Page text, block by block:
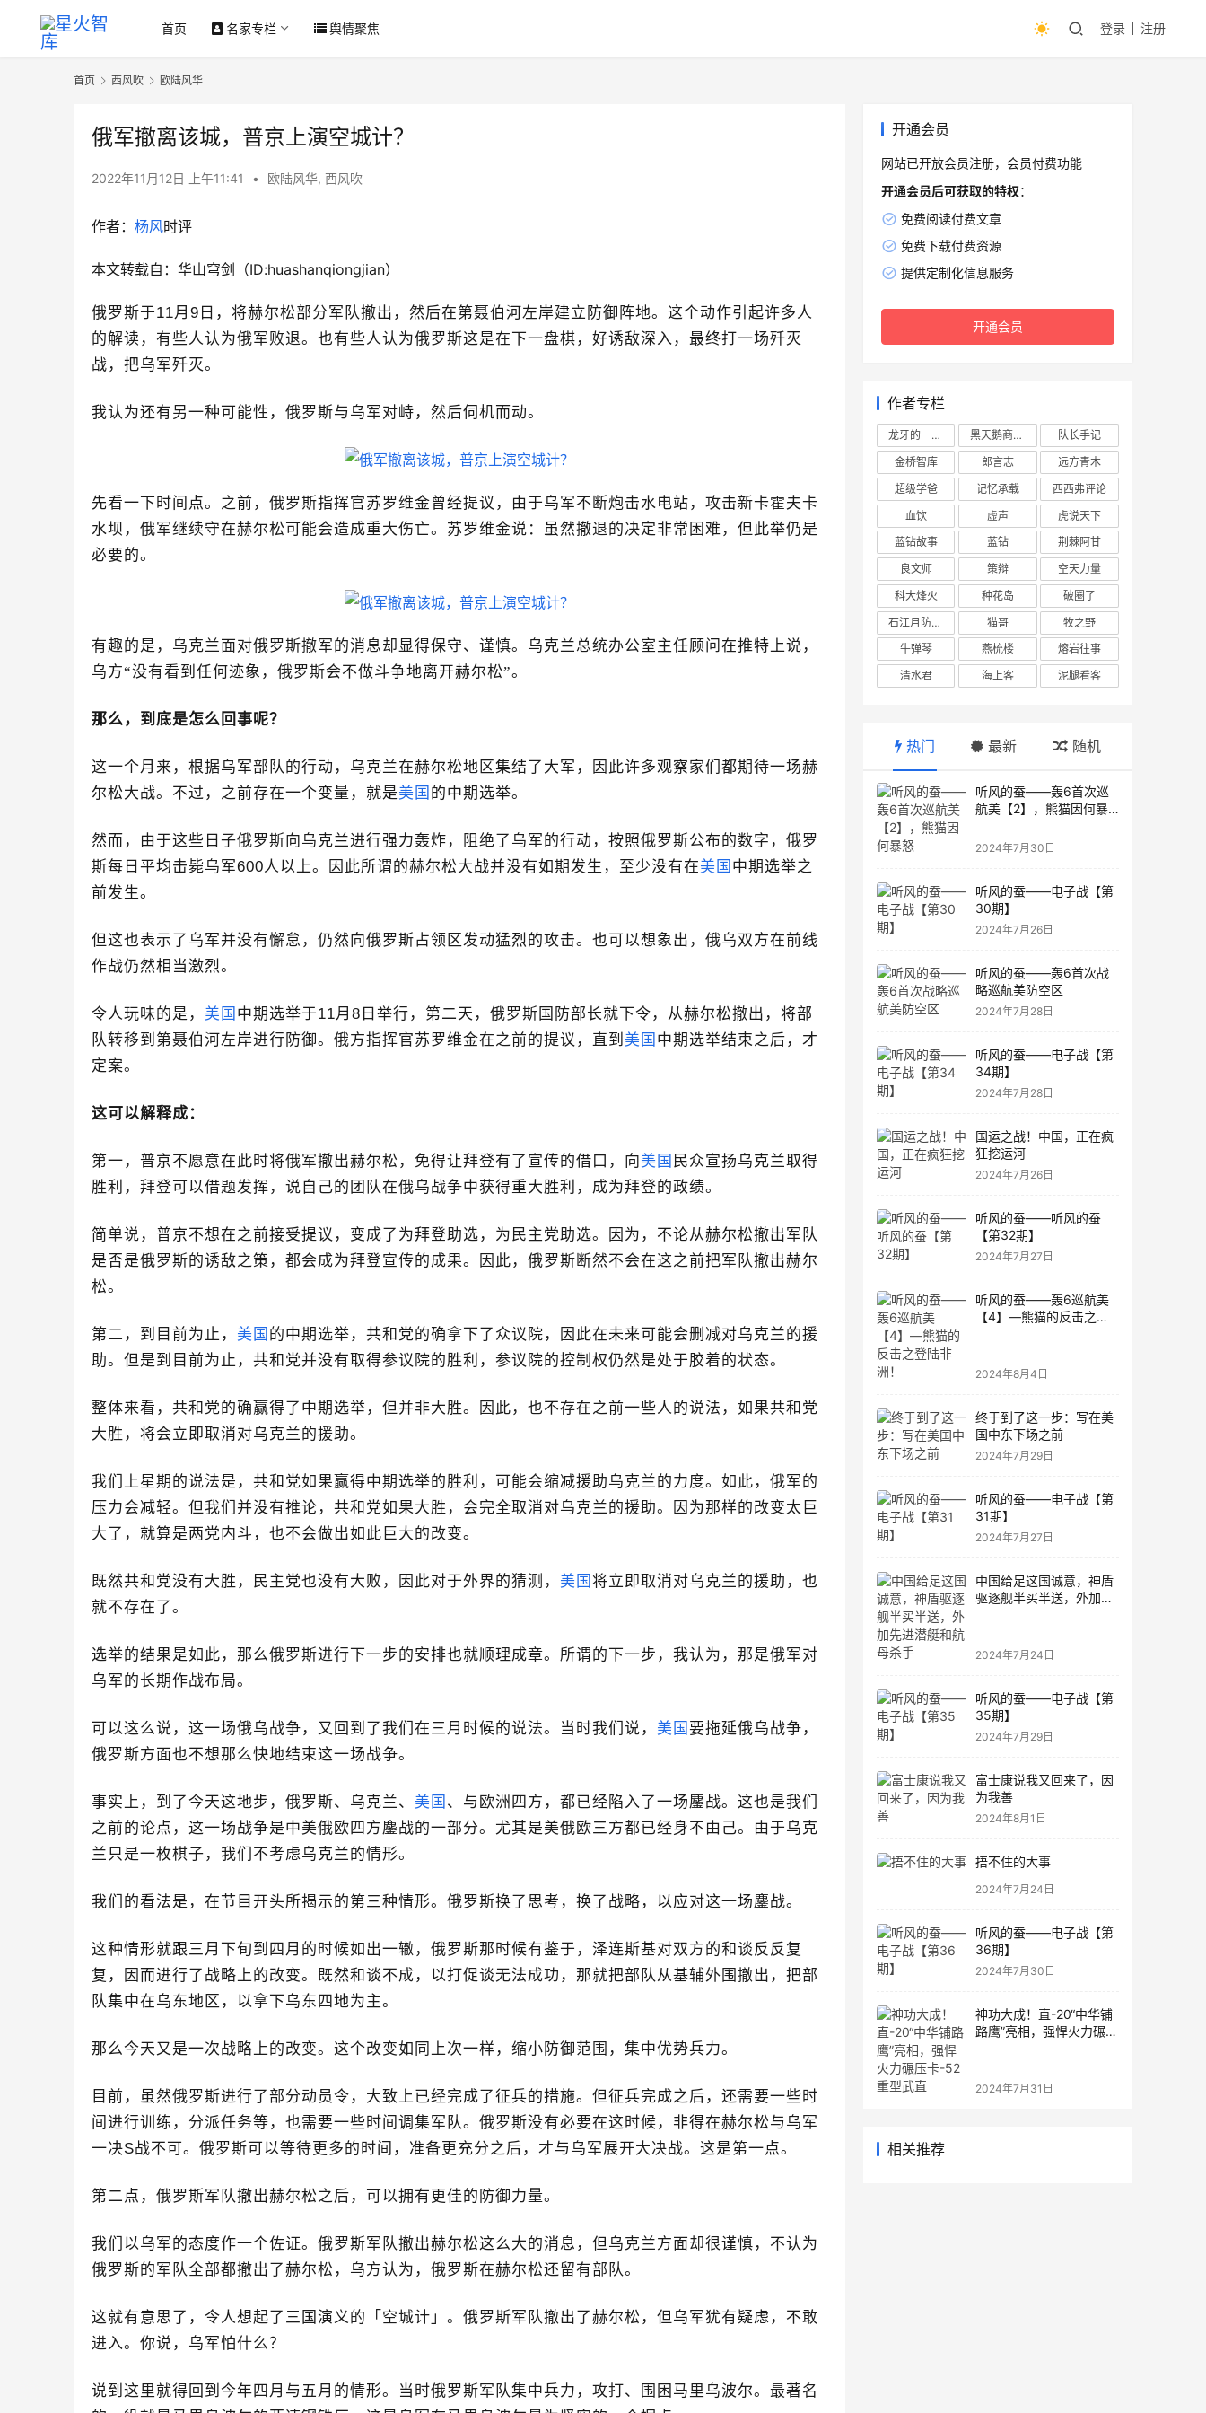
首页 名家专栏 舆情聚焦 登录 注册
首页 西风吹 欧陆风华
俄军撤离该城，普京上演空城计？
2022年11月12日 上午11:41 • 欧陆风华, 西风吹
作者： 杨风时评
本文转载自：华山穹剑（ID:huashanqiongjian）
俄罗斯于11月 9 日，将赫尔松部分军队撤出，然后在第聂伯河左岸建立防御阵地。这个动作引起许多人
的解读，有些人认为俄军败退。也有些人认为俄罗斯这是在下一盘棋，好诱敌深入，最终打一场歼灭
战，把乌军歼灭。
我认为还有另一种可能性，俄罗斯与乌军对峙，然后伺机而动。
先看一下时间点。之前，俄罗斯指挥官苏罗维金曾经提议，由于乌军不断炮击水电站，攻击新卡霍夫卡
水坝，俄军继续守在赫尔松可能会造成重大伤亡。苏罗维金说：虽然撤退的决定非常困难，但此举仍是
必要的。
有趣的是，乌克兰面对俄罗斯撤军的消息却显得保守、谨慎。乌克兰总统办公室主任顾问在推特上说，
乌方“没有看到任何迹象，俄罗斯会不做斗争地离开赫尔松”。
那么，到底是怎么回事呢？
这一个月来，根据乌军部队的行动，乌克兰在赫尔松地区集结了大军，因此许多观察家们都期待一场赫
尔松大战。不过，之前存在一个变量，就是美国 的中期选举。
然而，由于这些日子俄罗斯向乌克兰进行强力轰炸，阻绝了乌军的行动，按照俄罗斯公布的数字，俄罗
斯每日平均击毙乌军600人以上。因此所谓的赫尔松大战并没有如期发生，至少没有在美国 中期选举之
前发生。
但这也表示了乌军并没有懈怠，仍然向俄罗斯占领区发动猛烈的攻击。也可以想象出，俄乌双方在前线
作战仍然相当激烈。
令人玩味的是， 美国 中期选举于11月 8 日举行，第二天，俄罗斯国防部长就下令，从赫尔松撤出，将部
队转移到第聂伯河左岸进行防御。俄方指挥官苏罗维金在之前的提议，直到 美国 中期选举结束之后，才
定案。
这可以解释成：
第一，普京不愿意在此时将俄军撤出赫尔松，免得让拜登有了宣传的借口，向 美国 民众宣扬乌克兰取得
胜利，拜登可以借题发挥，说自己的团队在俄乌战争中获得重大胜利，成为拜登的政绩。
简单说，普京不想在之前接受提议，变成了为拜登助选，为民主党助选。因为，不论从赫尔松撤出军队
是否是俄罗斯的诱敌之策，都会成为拜登宣传的成果。因此，俄罗斯断然不会在这之前把军队撤出赫尔
松。
第二，到目前为止， 美国 的中期选举，共和党的确拿下了众议院，因此在未来可能会删减对乌克兰的援
助。但是到目前为止，共和党并没有取得参议院的胜利，参议院的控制权仍然是处于胶着的状态。
整体来看，共和党的确赢得了中期选举，但并非大胜。因此，也不存在之前一些人的说法，如果共和党
大胜，将会立即取消对乌克兰的援助。
我们上星期的说法是，共和党如果赢得中期选举的胜利，可能会缩减援助乌克兰的力度。如此，俄军的
压力会减轻。但我们并没有推论，共和党如果大胜，会完全取消对乌克兰的援助。因为那样的改变太巨
大了，就算是两党内斗，也不会做出如此巨大的改变。
既然共和党没有大胜，民主党也没有大败，因此对于外界的猜测， 美国 将立即取消对乌克兰的援助，也
就不存在了。
选举的结果是如此，那么俄罗斯进行下一步的安排也就顺理成章。所谓的下一步，我认为，那是俄军对
乌军的长期作战布局。
可以这么说，这一场俄乌战争，又回到了我们在三月时候的说法。当时我们说， 美国 要拖延俄乌战争，
俄罗斯方面也不想那么快地结束这一场战争。
事实上，到了今天这地步，俄罗斯、乌克兰、 美国 、与欧洲四方，都已经陷入了一场鏖战。这也是我们
之前的论点，这一场战争是中美俄欧四方鏖战的一部分。尤其是美俄欧三方都已经身不由己。由于乌克
兰只是一枚棋子，我们不考虑乌克兰的情形。
我们的看法是，在节目开头所揭示的第三种情形。俄罗斯换了思考，换了战略，以应对这一场鏖战。
这种情形就跟三月下旬到四月的时候如出一辙，俄罗斯那时候有鉴于，泽连斯基对双方的和谈反反复
复，因而进行了战略上的改变。既然和谈不成，以打促谈无法成功，那就把部队从基辅外围撤出，把部
队集中在乌东地区，以拿下乌东四地为主。
那么今天又是一次战略上的改变。这个改变如同上次一样，缩小防御范围，集中优势兵力。
目前，虽然俄罗斯进行了部分动员令，大致上已经完成了征兵的措施。但征兵完成之后，还需要一些时
间进行训练，分派任务等，也需要一些时间调集军队。俄罗斯没有必要在这时候，非得在赫尔松与乌军
一决S战不可。俄罗斯可以等待更多的时间，准备更充分之后，才与乌军展开大决战。这是第一点。
第二点，俄罗斯军队撤出赫尔松之后，可以拥有更佳的防御力量。
我们以乌军的态度作一个佐证。俄罗斯军队撤出赫尔松这么大的消息，但乌克兰方面却很谨慎，不认为
俄罗斯的军队全部都撤出了赫尔松，乌方认为，俄罗斯在赫尔松还留有部队。
这就有意思了，令人想起了三国演义的「空城计」。俄罗斯军队撤出了赫尔松，但乌军犹有疑虑，不敢
进入。你说，乌军怕什么？
说到这里就得回到今年四月与五月的情形。当时俄罗斯军队集中兵力，攻打、围困马里乌波尔。最著名
开通会员
网站已开放会员注册，会员付费功能
开通会员后可获取的特权：
免费阅读付费文章
免费下载付费资源
提供定制化信息服务
开通会员
作者专栏
龙牙的一座山 黑天鹅商业情报站
队长手记
金桥智库
郎言志
远方青木
超级学爸
记忆承载
西西弗评论
血饮
虚声
虎说天下
蓝钻故事
蓝钻
荆棘阿甘
良文师
策辩
空天力量
科大烽火
种花岛
破圈了
石江月防务观察
猫哥
牧之野
牛弹琴
燕梳楼
熔岩往事
清水君
海上客 泥腿看客
热门 最新 随机
听风的蚕——轰6首次巡
航美【2】，熊猫因何暴
2024年7月30日
听风的蚕——电子战【第
30期】
2024年7月26日
听风的蚕——轰6首次战
略巡航美防空区
2024年7月28日
听风的蚕——电子战【第
34期】
2024年7月28日
国运之战！中国，正在疯
狂挖运河
2024年7月26日
听风的蚕——听风的蚕
【第32期】
2024年7月27日
听风的蚕——轰6巡航美
【4】—熊猫的反击之登
2024年8月4日
终于到了这一步：写在美
国中东下场之前
2024年7月29日
听风的蚕——电子战【第
31期】
2024年7月27日
中国给足这国诚意，神盾
驱逐舰半买半送，外加先
2024年7月24日
听风的蚕——电子战【第
35期】
2024年7月29日
富士康说我又回来了，因
为我善
2024年8月1日
捂不住的大事
2024年7月24日
听风的蚕——电子战【第
36期】
2024年7月30日
神功大成！直-20“中华铺
路鹰”亮相，强悍火力碾压
2024年7月31日
相关推荐